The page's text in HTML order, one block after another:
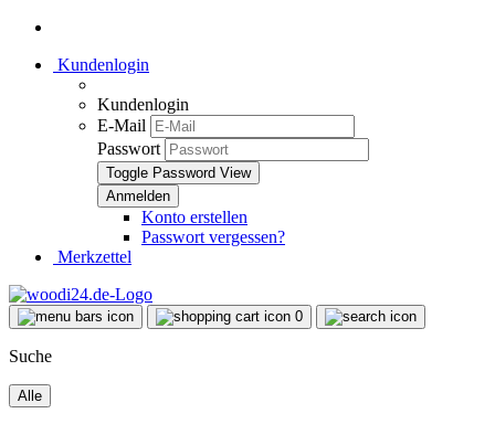
Kundenlogin
Kundenlogin
E-Mail
Passwort
Toggle Password View
Konto erstellen
Passwort vergessen?
Merkzettel
0
Suche
Alle